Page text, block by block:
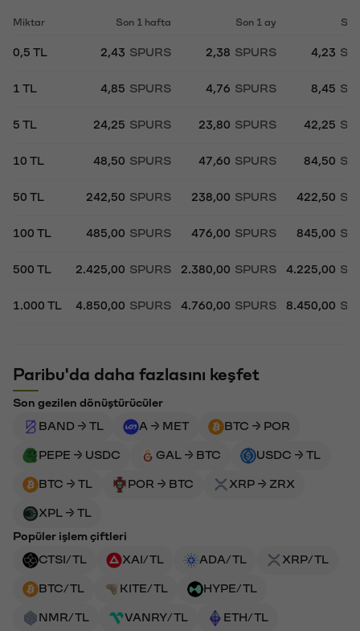
Miktar Son 1 hafta Son 1 ay
0,5 TL 2,43 SPURS 2,38 SPURS 4,23
1 TL 4,85 SPURS 4,76 SPURS 8,45
5 TL 24,25 SPURS 23,80 SPURS 42,25
10 TL 48,50 SPURS 47,60 SPURS 84,50
50 TL 242,50 SPURS 238,00 SPURS 422,50
100 TL 485,00 SPURS 476,00 SPURS 845,00
500 TL 2.425,00 SPURS 2.380,00 SPURS 4.225,00
1.000 TL 4.850,00 SPURS 4.760,00 SPURS 8.450,00
Paribu'da daha fazlasını keşfet
Son gezilen dönüştürücüler
BAND → TL
A → MET BTC → POR
PEPE → USDC GAL → BTC USDC → TL
BTC → TL POR → BTC XRP → ZRX
XPL → TL
Popüler işlem çiftleri
CTSI/TL
XAI/TL ADA/TL XRP/TL
BTC/TL KITE/TL HYPE/TL
NMR/TL VANRY/TL
ETH/TL